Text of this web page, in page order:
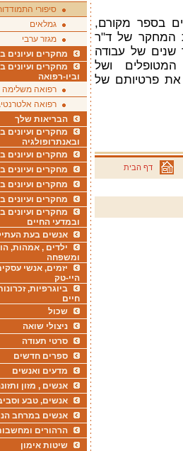
בספר מקורם,
המחקר של ד"ר
שנים של עבודה
ושל
את פרטיותם של
דף הבית
סיפורי
גמלאים
מגזר ערבי
מחקרים ועיונים
מחקרים ועיונים
וביו-רפואה
רפואה משלימה
רפואה
הבריאות שלך
מחקרים ועיונים
ובאנתרופולגיה
מחקרים ועיונים
מחקרים ועיונים
מחקרים ועיונים
מחקרים ועיונים
מחקרים ועיונים
ובמדעי החיים
אנשים בעת
ילדים , אמהות,
ומשפחה
יזמים, אנשי
היי-טק
ביוגרפיות,
חיים
שכול
ניצולי שואה
סרטי תעודה
ספרים חדשים
מדעים ואנשים
אנשים , מזון
אנשים, טבע
אנשים במרחב
הרהורים
שיטות אימון